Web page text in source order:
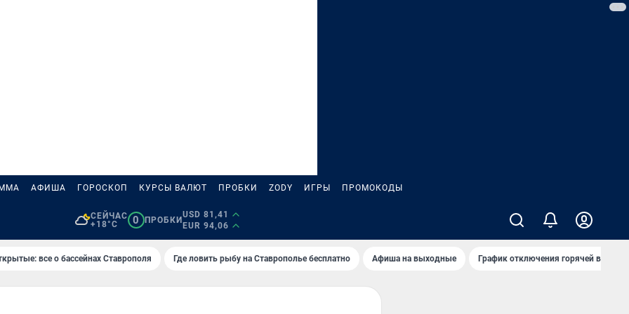
АФИША ГОРОСКОП КУРСЫ ВАЛЮТ ПРОБКИ ZODY ИГРЫ ПРОМОКОДЫ
СЕЙЧАС
+18°C
0 ПРОБКИ
USD 81,41
EUR 94,06
все о бассейнах Ставрополя Где ловить рыбу на Ставрополье бесплатно Афиша на выходные График отключения горячей воды в